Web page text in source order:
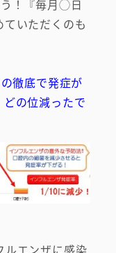
！『毎月◯日
いただくのも
徹底で発症が
の位減ったで
ルエンザに感染